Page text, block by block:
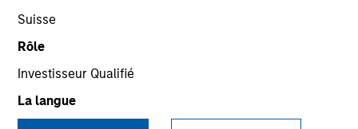
Suisse
Rôle
Investisseur Qualifié
La langue